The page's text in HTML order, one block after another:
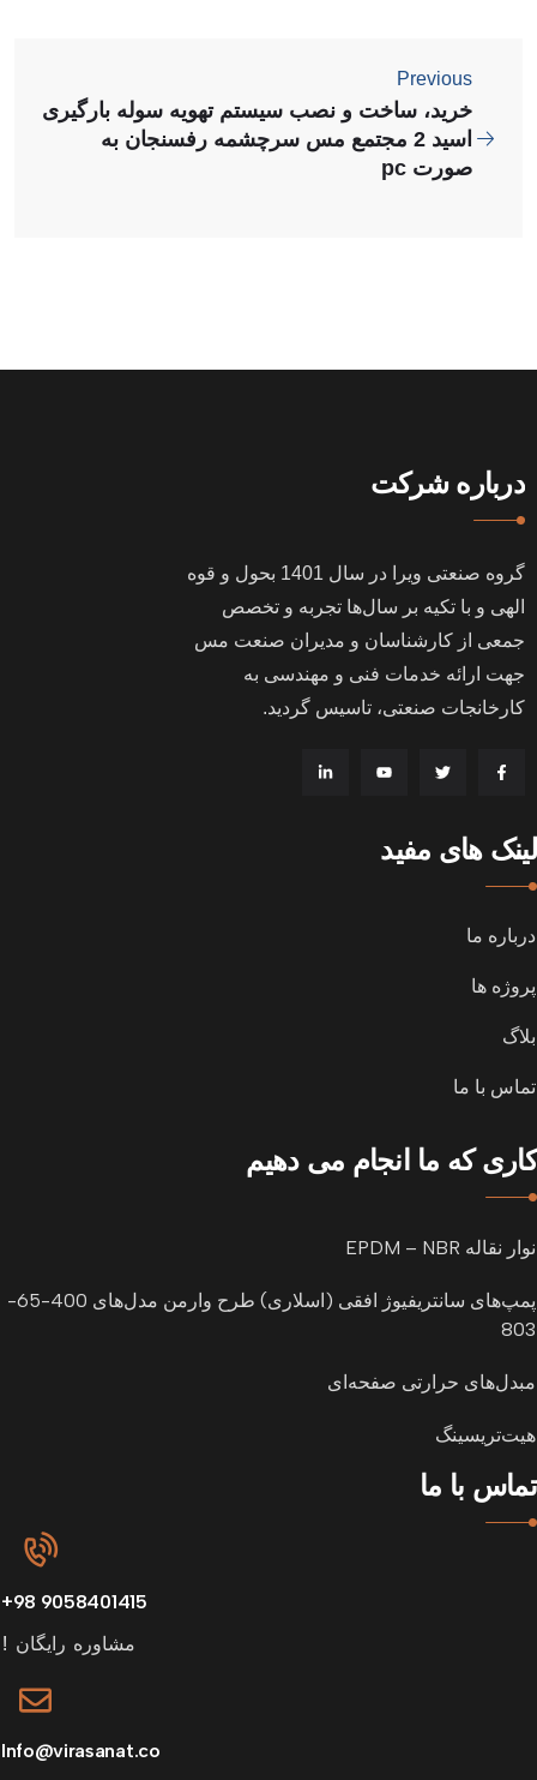
Previous
خرید، ساخت و نصب سیستم تهویه سوله بارگیری
اسید 2 مجتمع مس سرچشمه رفسنجان به
صورت pc
درباره شرکت
گروه صنعتی ویرا در سال
بحول و قوه
الهی و با تکیه بر سال‌ها تجربه و تخصص
جمعی از کارشناسان و مدیران صنعت مس
جهت ارائه خدمات فنی و مهندسی به
کارخانجات صنعتی، تاسیس گردید.
لینک های مفید
درباره ما
پروژه ها
بلاگ
تماس با ما
کاری که ما انجام می دهیم
نوار نقاله EPDM – NBR
پمپ‌های سانتریفیوژ افقی (اسلاری) طرح وارمن مدل‌های 400-65-
803
مبدل‌های حرارتی صفحه‌ای
هیت‌تریسینگ
تماس با ما
9058401415 98+
مشاوره رایگان !
Info@virasanat.co